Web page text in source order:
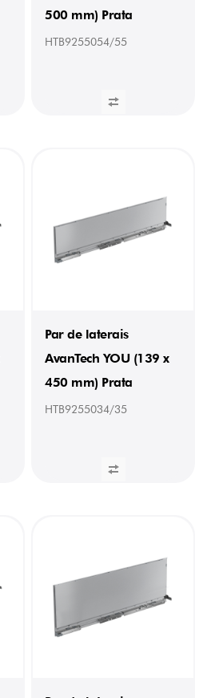
500 mm) Prata
HTB9255054/55
Par de laterais
AvanTech YOU (139 x
450 mm) Prata
HTB9255034/35